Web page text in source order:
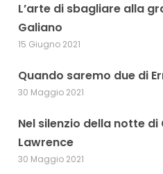
L’arte di sbagliare alla
Galiano
15 Giugno 2021
Quando saremo due di
30 Maggio 2021
Nel silenzio della notte di
Lawrence
30 Maggio 2021